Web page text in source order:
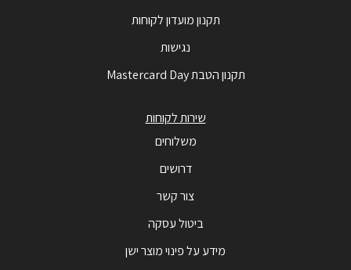
תקנון מועדון לקוחות
נגישות
תקנון הטבת Mastercard Day
שירות לקוחות
משלוחים
דרושים
צור קשר
ביטול עסקה
מידע על פינוי מוצר ישן